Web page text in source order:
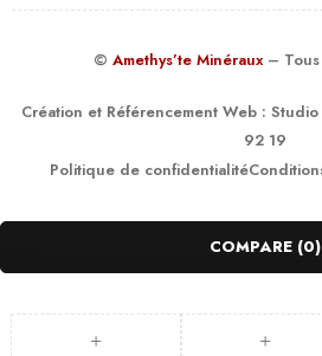
© Amethys’te Minéraux –
Création et Référencement Web :
92 19
Politique de confidentialité
COMPARE (0)